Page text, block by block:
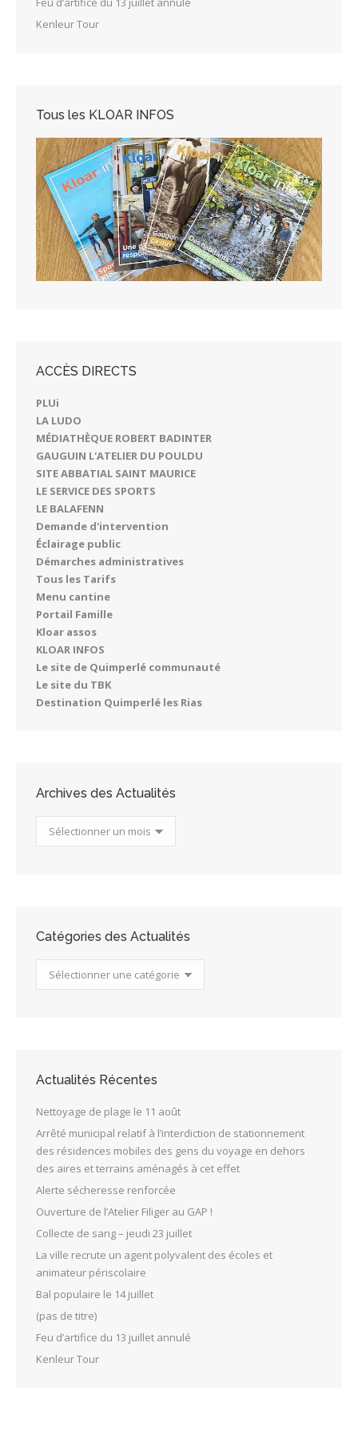
Kenleur Tour
Tous les KLOAR INFOS
ACCÈS DIRECTS
PLUi
LA LUDO
MÉDIATHÈQUE ROBERT BADINTER
GAUGUIN L'ATELIER DU POULDU
SITE ABBATIAL SAINT MAURICE
LE SERVICE DES SPORTS
LE BALAFENN
Demande d'intervention
Éclairage public
Démarches administratives
Tous les Tarifs
Menu cantine
Portail Famille
Kloar assos
KLOAR INFOS
Le site de Quimperlé communauté
Le site du TBK
Destination Quimperlé les Rias
Archives des Actualités
Archives
des
Catégories des Actualités
Catégories
des
Actualités Récentes
Nettoyage de plage le 11 août
Arrêté municipal relatif à l’interdiction de stationnement
des résidences mobiles des gens du voyage en dehors
des aires et terrains aménagés à cet effet
Alerte sécheresse renforcée
Ouverture de l’Atelier Filiger au GAP !
Collecte de sang – jeudi 23 juillet
La ville recrute un agent polyvalent des écoles et
animateur périscolaire
Bal populaire le 14 juillet
(pas de titre)
Feu d’artifice du 13 juillet annulé
Kenleur Tour